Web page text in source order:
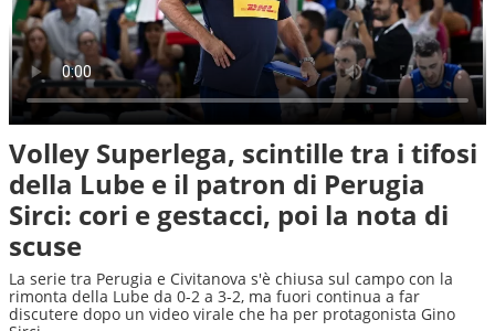
Volley Superlega, scintille tra i tifosi
della Lube e il patron di Perugia
Sirci: cori e gestacci, poi la nota di
scuse
La serie tra Perugia e Civitanova s'è chiusa sul campo con la
rimonta della Lube da 0-2 a 3-2, ma fuori continua a far
discutere dopo un video virale che ha per protagonista Gino